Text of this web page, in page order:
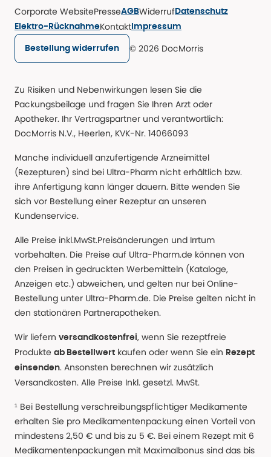
Corporate WebsitePresseAGBWiderruf Datenschutz
Elektro-RücknahmeKontakt Impressum
Bestellung widerrufen © 2026 DocMorris
Zu Risiken und Nebenwirkungen lesen Sie die
Packungsbeilage und fragen Sie Ihren Arzt oder
Apotheker. Ihr Vertragspartner und verantwortlich:
DocMorris N.V., Heerlen, KVK-Nr. 14066093
Manche individuell anzufertigende Arzneimittel
(Rezepturen) sind bei Ultra-Pharm nicht erhältlich bzw.
ihre Anfertigung kann länger dauern. Bitte wenden Sie
sich vor Bestellung einer Rezeptur an unseren
Kundenservice.
Alle Preise inkl.MwSt.Preisänderungen und Irrtum
vorbehalten. Die Preise auf Ultra-Pharm.de können von
den Preisen in gedruckten Werbemitteln (Kataloge,
Anzeigen etc.) abweichen, und gelten nur bei Online-
Bestellung unter Ultra-Pharm.de. Die Preise gelten nicht in
den stationären Partnerapotheken.
Wir liefern versandkostenfrei, wenn Sie rezeptfreie
Produkte ab Bestellwert kaufen oder wenn Sie ein Rezept
einsenden. Ansonsten berechnen wir zusätzlich
Versandkosten. Alle Preise Inkl. gesetzl. MwSt.
¹ Bei Bestellung verschreibungspflichtiger Medikamente
erhalten Sie pro Medikamentenpackung einen Vorteil von
mindestens 2,50 € und bis zu 5 €. Bei einem Rezept mit 6
Medikamentenpackungen mit Maximalbonus sind das bis